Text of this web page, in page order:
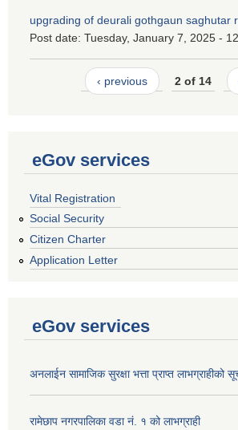
upgrading of deurali gothgaun saghutar
Post date: Tuesday, January 7, 2025 -
‹ previous 2 of 14
eGov services
Vital Registration
Social Security
Citizen Charter
Application Letter
eGov services
अनलाईन सामाजिक सुरक्षा भत्ता प्राप्त लाभग्राहीको
रामेछाप नगरपालिका वडा नं. १ को लाभग्राही